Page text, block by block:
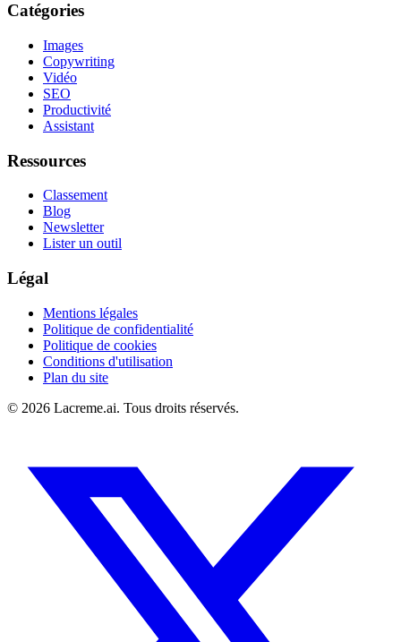
Catégories
Images
Copywriting
Vidéo
SEO
Productivité
Assistant
Ressources
Classement
Blog
Newsletter
Lister un outil
Légal
Mentions légales
Politique de confidentialité
Politique de cookies
Conditions d'utilisation
Plan du site
© 2026 Lacreme.ai. Tous droits réservés.